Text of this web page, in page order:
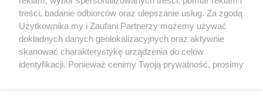
DO 21.08 - 23.08
Serwis internetowy, z którego korzystasz, używa plików
cookies. Są to pliki instalowane w urządzeniach
końcowych osób korzystających z serwisu, w celu
administrowania serwisem, poprawy jakości
treści, badanie odbiorców oraz ulepszanie usług. Za zgodą
Użytkownika my i Zaufani Partnerzy możemy używać
dokładnych danych geolokalizacyjnych oraz aktywnie
skanować charakterystykę urządzenia do celów
identyfikacji. Ponieważ cenimy Twoją prywatność, prosimy